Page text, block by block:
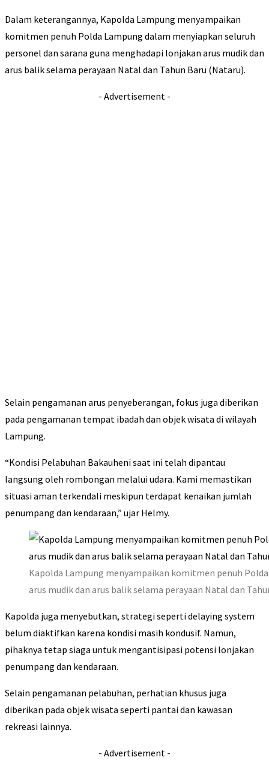
Dalam keterangannya, Kapolda Lampung menyampaikan
komitmen penuh Polda Lampung dalam menyiapkan seluruh
personel dan sarana guna menghadapi lonjakan arus mudik dan
arus balik selama perayaan Natal dan Tahun Baru (Nataru).
- Advertisement -
Selain pengamanan arus penyeberangan, fokus juga diberikan
pada pengamanan tempat ibadah dan objek wisata di wilayah
Lampung.
“Kondisi Pelabuhan Bakauheni saat ini telah dipantau
langsung oleh rombongan melalui udara. Kami memastikan
situasi aman terkendali meskipun terdapat kenaikan jumlah
penumpang dan kendaraan,” ujar Helmy.
Kapolda Lampung menyampaikan komitmen penuh
arus mudik dan arus balik selama perayaan Natal dan
Kapolda juga menyebutkan, strategi seperti delaying system
belum diaktifkan karena kondisi masih kondusif. Namun,
pihaknya tetap siaga untuk mengantisipasi potensi lonjakan
penumpang dan kendaraan.
Selain pengamanan pelabuhan, perhatian khusus juga
diberikan pada objek wisata seperti pantai dan kawasan
rekreasi lainnya.
- Advertisement -